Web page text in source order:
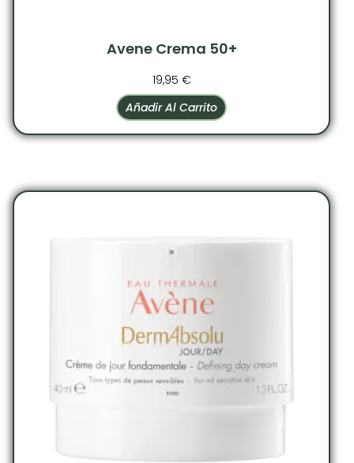
Avene Crema 50+
19,95 €
Añadir Al Carrito